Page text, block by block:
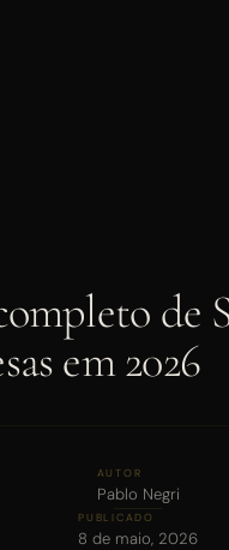
PASSO
o seu
de
em 2026
AUTOR
Pablo Negri
PUBLICADO
8 de maio, 2026